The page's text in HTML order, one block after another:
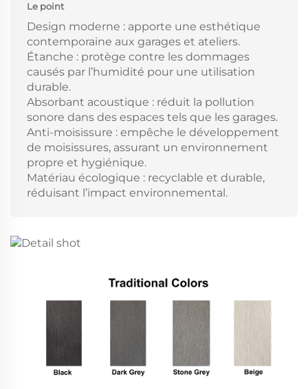
Le point
Design moderne : apporte une esthétique
contemporaine aux garages et ateliers.
Étanche : protège contre les dommages
causés par l’humidité pour une utilisation
durable.
Absorbant acoustique : réduit la pollution
sonore dans des espaces tels que les garages.
Anti-moisissure : empêche le développement
de moisissures, assurant un environnement
propre et hygiénique.
Matériau écologique : recyclable et durable,
réduisant l’impact environnemental.